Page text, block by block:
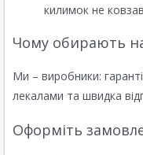
килимок не
Чому обирають
Ми – виробники:
лекалами та швидка
Оформіть